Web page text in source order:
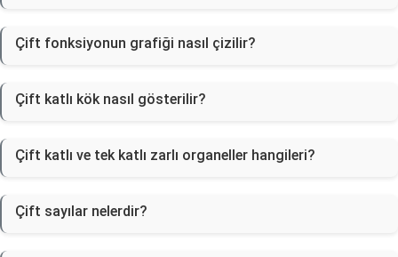
Çift fonksiyonun grafiği nasıl çizilir?
Çift katlı kök nasıl gösterilir?
Çift katlı ve tek katlı zarlı organeller hangileri?
Çift sayılar nelerdir?